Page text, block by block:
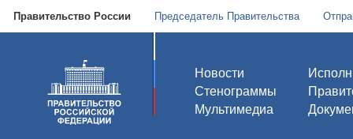
Правительство России Председатель Правительства
Новости
Стенограммы
Мультимедиа